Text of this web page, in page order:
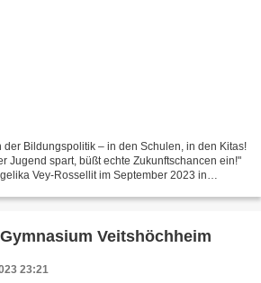
der Bildungspolitik – in den Schulen, in den Kitas!
Jugend spart, büßt echte Zukunftschancen ein!"
Vey-Rossellit im September 2023 in
Veitshöchheim
23:21